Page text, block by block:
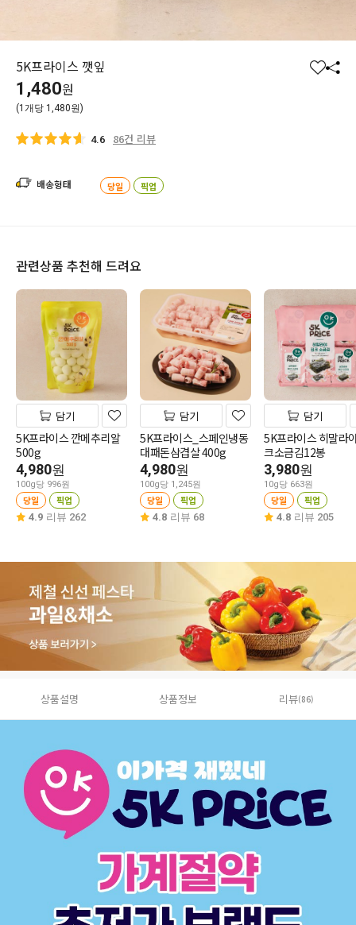
5K프라이스 깻잎
찜 공
1,480원
(1개당 1,480원)
4.6 86건 리뷰
배송형태 당일 픽업
관련상품 추천해 드려요
담기
5K프라이스 깐메추리알
500g
4,980원
100g당 996원
당일 픽업
4.9 리뷰 262
담기
5K프라이스_스페인냉동
대패돈삼겹살 400g
4,980원
100g당 1,245원
당일 픽업
4.8 리뷰 68
담기
5K프라이스 히말라
크소금김12봉
3,980원
10g당 663원
당일 픽업
4.8 리뷰 205
상품설명 상품정보 리뷰(86)